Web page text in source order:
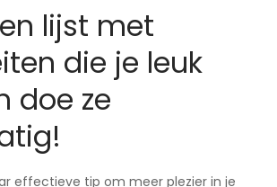
lijst met
die je leuk
doe ze
effectieve tip om meer plezier in je